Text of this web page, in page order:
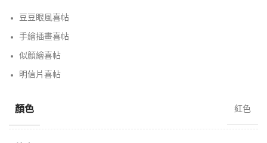
價
格：
NT$38.0。
豆豆眼風喜帖
手繪插畫喜帖
似顏繪喜帖
明信片喜帖
顏色 紅色